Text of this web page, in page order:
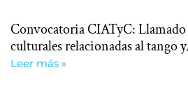
Convocatoria CIATyC: Llamado
culturales relacionadas al tango
Leer más »